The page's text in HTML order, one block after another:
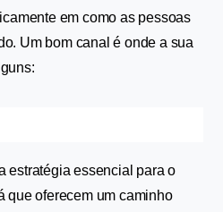
em como as pessoas
Um bom canal é onde a sua
estratégia essencial para o
que oferecem um caminho